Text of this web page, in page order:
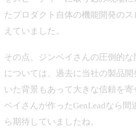
たプロダクト自体の機能開発の
えていました。
その点、ジンベイさんの圧倒的
については、過去に当社の製品
いた背景もあって大きな信頼を
ベイさんが作ったGenLeadなら
ら期待していましたね。